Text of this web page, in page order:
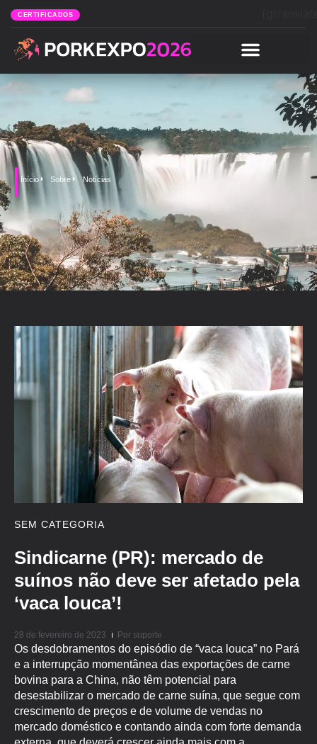
CERTIFICADOS
Início Sobre Notícias
SEM CATEGORIA
Sindicarne (PR): mercado de
suínos não deve ser afetado pela
‘vaca louca’!
28 de fevereiro de 2023 Por suporte
Os desdobramentos do episódio de “vaca louca” no Pará
e a interrupção momentânea das exportações de carne
bovina para a China, não têm potencial para
desestabilizar o mercado de carne suína, que segue com
crescimento de preços e de volume de vendas no
mercado doméstico e contando ainda com forte demanda